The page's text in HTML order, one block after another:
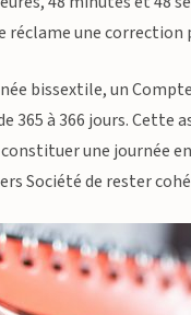
réclame une
bissextile, un
365 à 366 jours. Cette
une journée
Société de rester